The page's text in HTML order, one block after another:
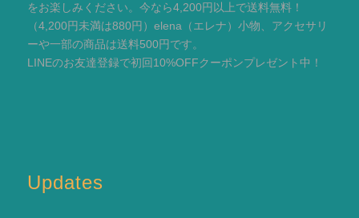
をお楽しみください。今なら4,200円以上で送料無料！
（4,200円未満は880円）elena（エレナ）小物、アクセサリ
ーや一部の商品は送料500円です。
LINEのお友達登録で初回10%OFFクーポンプレゼント中！
Updates